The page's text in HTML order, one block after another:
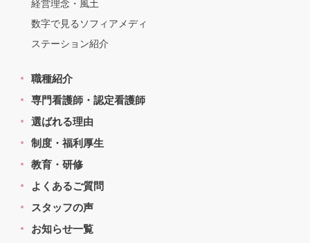
経営理念・風土
数字で見るソフィアメディ
ステーション紹介
職種紹介
専門看護師・認定看護師
選ばれる理由
制度・福利厚生
教育・研修
よくあるご質問
スタッフの声
お知らせ一覧